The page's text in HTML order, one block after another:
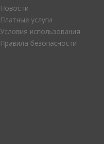
Новости
Платные услуги
Условия использования
Правила безопасности